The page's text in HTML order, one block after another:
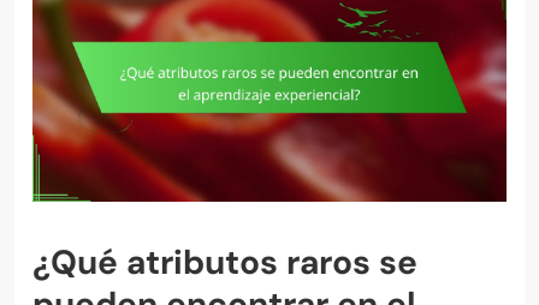
¿Qué atributos raros se